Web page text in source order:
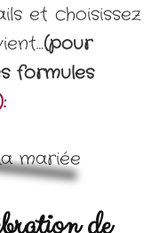
et choisissez
(pour
formules